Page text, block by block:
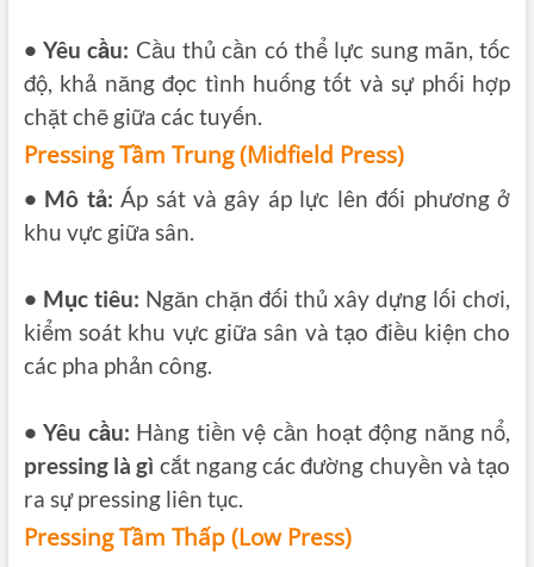
• Yêu cầu: Cầu thủ cần có thể lực sung mãn, tốc
độ, khả năng đọc tình huống tốt và sự phối hợp
chặt chẽ giữa các tuyến.
Pressing Tầm Trung (Midfield Press)
• Mô tả: Áp sát và gây áp lực lên đối phương ở
khu vực giữa sân.
• Mục tiêu: Ngăn chặn đối thủ xây dựng lối chơi,
kiểm soát khu vực giữa sân và tạo điều kiện cho
các pha phản công.
• Yêu cầu: Hàng tiền vệ cần hoạt động năng nổ,
pressing là gì cắt ngang các đường chuyền và tạo
ra sự pressing liên tục.
Pressing Tầm Thấp (Low Press)